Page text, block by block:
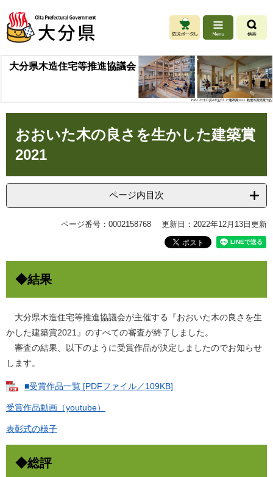
ジ
先
ュ
を
大分県木造住宅等推進協議会
おおいた木の良さを生かした建築賞
2021
ページ内目次
ページ番号：0002158768 更新日：2022年12月13日更新
◆結果
大分県木造住宅等推進協議会が主催する『おおいた木の良さを生
かした建築賞2021』のすべての審査が終了しました。
審査の結果、以下のように受賞作品が決定しましたのでお知らせ
します。
■受賞作品一覧 [PDFファイル／109KB]
受賞作品動画（youtube）
表彰式の様子
◆総評